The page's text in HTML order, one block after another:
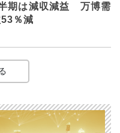
期は減収減益 万博需
％減